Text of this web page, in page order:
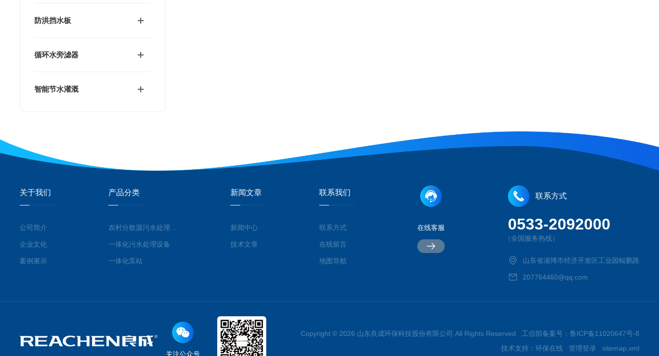
防洪挡水板
循环水旁滤器
智能节水灌溉
关于我们
公司简介
企业文化
案例展示
产品分类
一体化污水处理设备
一体化泵站
新闻文章
新闻中心
技术文章
联系我们
联系方式
在线留言
地图导航
在线客服
联系方式
0533-2092000
（全国服务热线）
山东省淄博市经济开发区工业园鲲鹏路
207764460@qq.com
关注公众号
Copyright © 2026 山东良成环保科技股份有限公司 All Rights Reserved 工信部备案号： 鲁ICP备11020647号-8
技术支持： 环保在线 管理登录 sitemap.xml